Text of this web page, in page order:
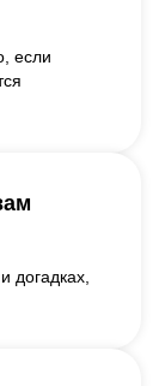
если
догадках,